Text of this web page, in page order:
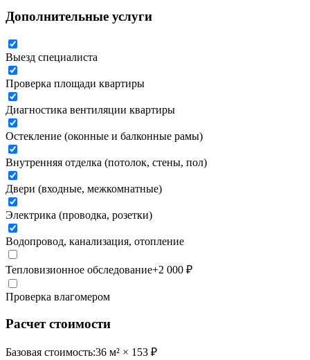
Дополнительные услуги
Выезд специалиста
Проверка площади квартиры
Диагностика вентиляции квартиры
Остекление (оконные и балконные рамы)
Внутренняя отделка (потолок, стены, пол)
Двери (входные, межкомнатные)
Электрика (проводка, розетки)
Водопровод, канализация, отопление
Тепловизионное обследование+2 000 ₽
Проверка влагомером
Расчет стоимости
Базовая стоимость:36 м² × 153 ₽